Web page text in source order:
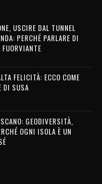
USCIRE DAL TUNNEL
PERCHÉ PARLARE DI
FUORVIANTE
FELICITÀ: ECCO COME
DI SUSA
GEODIVERSITÀ,
OGNI ISOLA È UN